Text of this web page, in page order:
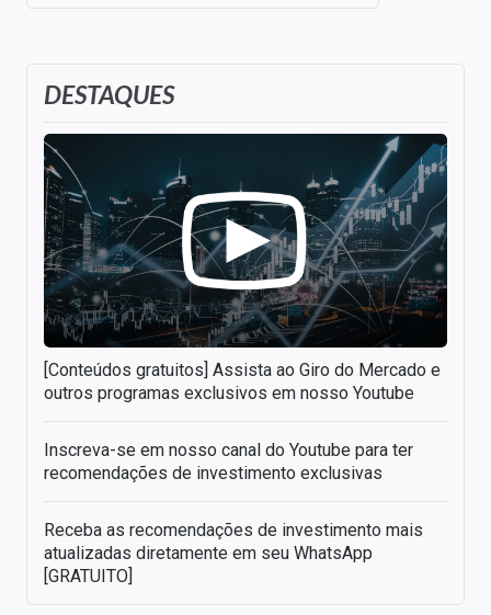
DESTAQUES
[Conteúdos gratuitos] Assista ao Giro do Mercado e
outros programas exclusivos em nosso Youtube
Inscreva-se em nosso canal do Youtube para ter
recomendações de investimento exclusivas
Receba as recomendações de investimento mais
atualizadas diretamente em seu WhatsApp
[GRATUITO]